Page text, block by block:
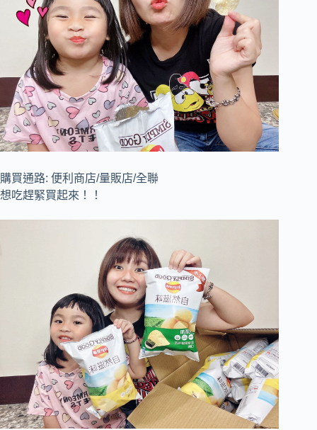
購買通路: 便利商店/量販店/全聯
想吃趕緊買起來！！